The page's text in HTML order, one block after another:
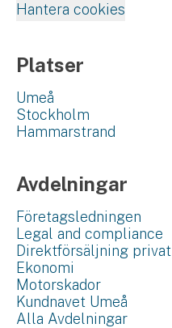
Hantera cookies
Platser
Umeå
Stockholm
Hammarstrand
Avdelningar
Företagsledningen
Legal and compliance
Direktförsäljning privat
Ekonomi
Motorskador
Kundnavet Umeå
Alla Avdelningar